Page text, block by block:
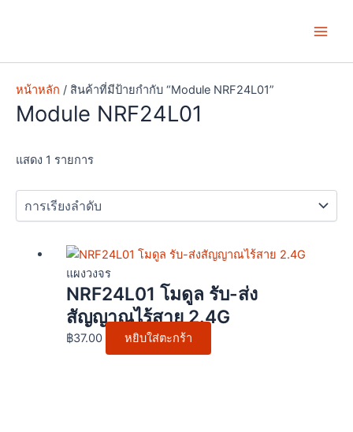
หน้าหลัก / สินค้าที่มีป้ายกำกับ “Module NRF24L01”
Module NRF24L01
แสดง 1 รายการ
แผงวงจร
NRF24L01 โมดูล รับ-ส่ง
สัญญาณไร้สาย 2.4G
฿37.00 หยิบใส่ตะกร้า